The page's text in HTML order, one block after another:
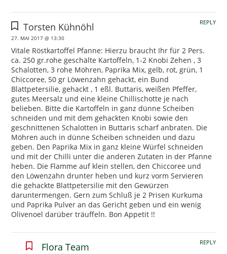
Torsten Kühnöhl
27. MAI 2017 @ 13:30
Vitale Röstkartoffel Pfanne: Hierzu braucht Ihr für 2 Pers.
ca. 250 gr.rohe geschälte Kartoffeln, 1-2 Knobi Zehen , 3
Schalotten, 3 rohe Möhren, Paprika Mix, gelb, rot, grün, 1
Chiccoree, 50 gr Löwenzahn gehackt, ein Bund
Blattpetersilie, gehackt , 1 eßl. Buttaris, weißen Pfeffer,
gutes Meersalz und eine kleine Chillischotte je nach
belieben. Bitte die Kartoffeln in ganz dünne Scheiben
schneiden und mit dem gehackten Knobi sowie den
geschnittenen Schalotten in Buttaris scharf anbraten. Die
Möhren auch in dünne Scheiben schneiden und dazu
geben. Den Paprika Mix in ganz kleine Würfel schneiden
und mit der Chilli unter die anderen Zutaten in der Pfanne
heben. Die Flamme auf klein stellen, den Chiccoree und
den Löwenzahn drunter heben und kurz vorm Servieren
die gehackte Blattpetersilie mit den Gewürzen
daruntermengen. Gern zum Schluß je 2 Prisen Kurkuma
und Paprika Pulver an das Gericht geben und ein wenig
Olivenoel darüber träuffeln. Bon Appetit !!
REPLY
Flora Team REPLY